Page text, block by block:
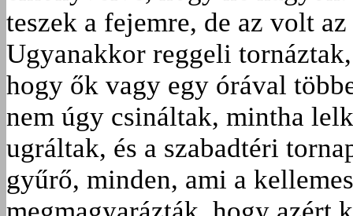
teszek a fejemre, de az volt
Ugyanakkor reggeli
hogy ők vagy egy órával
nem úgy csináltak, mintha
ugráltak, és a szabadtéri
gyűrő, minden, ami a